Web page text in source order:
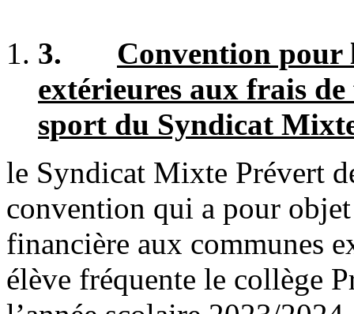
3. Convention pour
extérieures aux frais
sport du Syndicat
le Syndicat Mixte Prévert
convention qui a pour
financière aux communes
élève fréquente le collège